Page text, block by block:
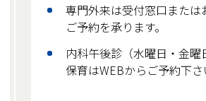
専門外来は受付窓口または
ご予約を承ります。
内科午後診（水曜日・金曜
保育はWEBからご予約下さ